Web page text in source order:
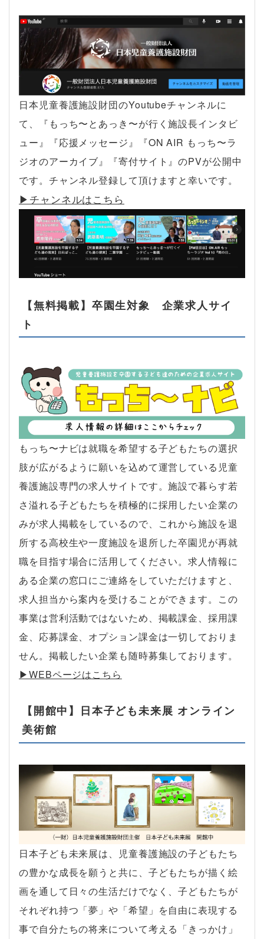
日本児童養護施設財団のYoutubeチャンネルに
て、『もっち〜とあっき〜が行く施設長インタビ
ュー』『応援メッセージ』『ON AIR もっち〜ラ
ジオのアーカイブ』『寄付サイト』のPVが公開中
です。チャンネル登録して頂けますと幸いです。
▶︎チャンネルはこちら
【無料掲載】卒園生対象 企業求人サイ
ト
もっち〜ナビは就職を希望する子どもたちの選択
肢が広がるように願いを込めて運営している児童
養護施設専門の求人サイトです。施設で暮らす若
さ溢れる子どもたちを積極的に採用したい企業の
みが求人掲載をしているので、これから施設を退
所する高校生や一度施設を退所した卒園児が再就
職を目指す場合に活用してください。求人情報に
ある企業の窓口にご連絡をしていただけますと、
求人担当から案内を受けることができます。この
事業は営利活動ではないため、掲載課金、採用課
金、応募課金、オプション課金は一切しておりま
せん。掲載したい企業も随時募集しております。
▶︎WEBページはこちら
【開館中】日本子ども未来展 オンライン
美術館
日本子ども未来展は、児童養護施設の子どもたち
の豊かな成長を願うと共に、子どもたちが描く絵
画を通して日々の生活だけでなく、子どもたちが
それぞれ持つ「夢」や「希望」を自由に表現する
事で自分たちの将来について考える「きっかけ」